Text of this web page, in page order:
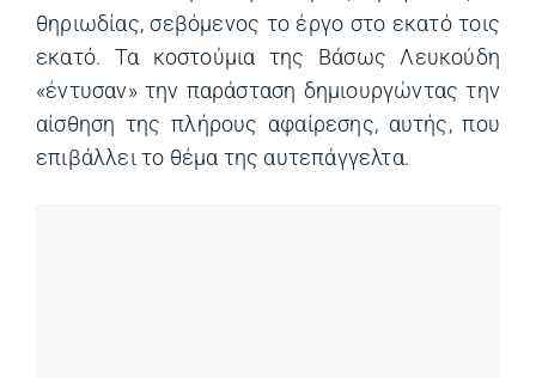
θηριωδίας, σεβόμενος το έργο στο εκατό τοις
εκατό. Τα κοστούμια της Βάσως Λευκούδη
«έντυσαν» την παράσταση δημιουργώντας την
αίσθηση της πλήρους αφαίρεσης, αυτής, που
επιβάλλει το θέμα της αυτεπάγγελτα.